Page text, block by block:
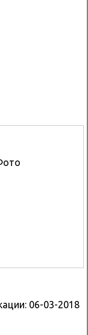
06-03-2018